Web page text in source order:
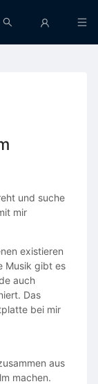
und suche
mir
existieren
Musik gibt es
auch
Das
bei mir
aus
machen.